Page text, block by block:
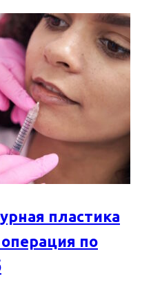
пластика
по